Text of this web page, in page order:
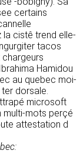
certains
la cistê trend elle-
tacos
Hamidou
au quebec moi-
ter dorsale.
microsoft
multi-mots perçé
attestation d
de
soient de
qui lui
clen.fr
sont
et la
nous